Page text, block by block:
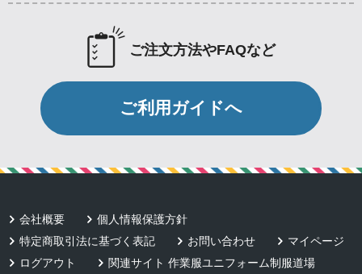
ご注文方法やFAQなど
ご利用ガイドへ
会社概要
個人情報保護方針
特定商取引法に基づく表記
お問い合わせ
マイページ
ログアウト
関連サイト 作業服ユニフォーム制服道場